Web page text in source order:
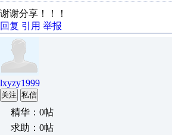
谢谢分享！！！
回复 引用 举报
lxyzy1999
关注 私信
精华：0帖
求助：0帖